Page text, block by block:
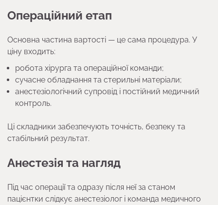
Операційний етап
Основна частина вартості — це сама процедура. У
ціну входить:
робота хірурга та операційної команди;
сучасне обладнання та стерильні матеріали;
анестезіологічний супровід і постійний медичний
контроль.
Ці складники забезпечують точність, безпеку та
стабільний результат.
Анестезія та нагляд
Під час операції та одразу після неї за станом
пацієнтки слідкує анестезіолог і команда медичного